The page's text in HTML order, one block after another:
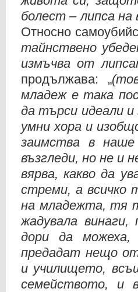
болест – липса
Относно
тайнствено
измъчва от
продължава: „
младеж е така
да търси идеали
умни хора и
заимства в
възгледи, но не и
вярва, какво да
стреми, а всичко
на младежта, тя
жадувала винаги,
дори да
предадат нещо
и училището,
семейството, и